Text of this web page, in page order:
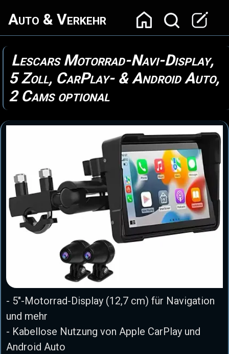
Auto & Verkehr
Lescars Motorrad-Navi-Display,
5 Zoll, CarPlay- & Android Auto,
2 Cams optional
- 5"-Motorrad-Display (12,7 cm) für Navigation
und mehr
- Kabellose Nutzung von Apple CarPlay und
Android Auto